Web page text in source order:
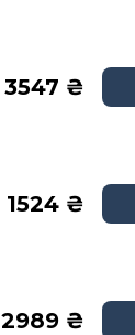
3547 ₴
1524 ₴
2989 ₴